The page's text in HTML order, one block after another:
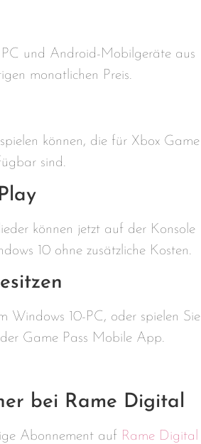
und Android-Mobilgeräte aus
monatlichen Preis.
können, die für Xbox Game
sind.
können jetzt auf der Konsole
10 ohne zusätzliche Kosten.
Windows 10-PC, oder spielen Sie
Game Pass Mobile App.
bei Rame Digital
Abonnement auf Rame Digital